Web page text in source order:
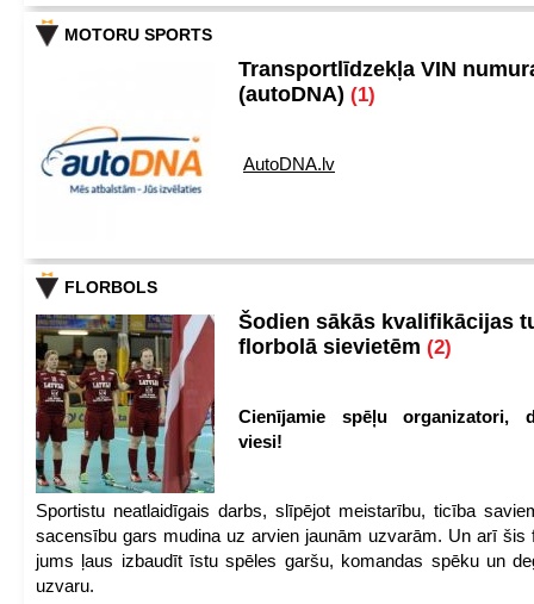
MOTORU SPORTS
Transportlīdzekļa VIN
(autoDNA) (1)
AutoDNA.lv
FLORBOLS
Šodien sākās kvalifikācijas
florbolā sievietēm (2)
Cienījamie spēļu organizatori,
viesi!
Sportistu neatlaidīgais darbs, slīpējot meistarību, ticība
sacensību gars mudina uz arvien jaunām uzvarām. Un arī šis
jums ļaus izbaudīt īstu spēles garšu, komandas spēku un
uzvaru.